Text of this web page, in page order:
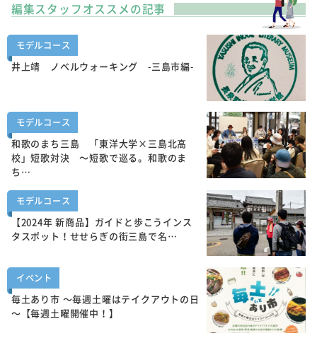
編集スタッフオススメの記事
モデルコース
井上靖 ノベルウォーキング -三島市編-
モデルコース
和歌のまち三島 「東洋大学×三島北高
校」短歌対決 ～短歌で巡る。和歌のま
ち…
モデルコース
【2024年 新商品】ガイドと歩こうインス
タスポット！せせらぎの街三島で名…
イベント
毎土あり市 ～毎週土曜はテイクアウトの日
～【毎週土曜開催中！】